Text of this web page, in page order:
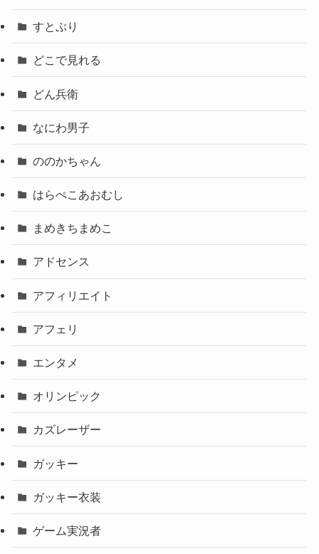
すとぷり
どこで見れる
どん兵衛
なにわ男子
ののかちゃん
はらぺこあおむし
まめきちまめこ
アドセンス
アフィリエイト
アフェリ
エンタメ
オリンピック
カズレーザー
ガッキー
ガッキー衣装
ゲーム実況者